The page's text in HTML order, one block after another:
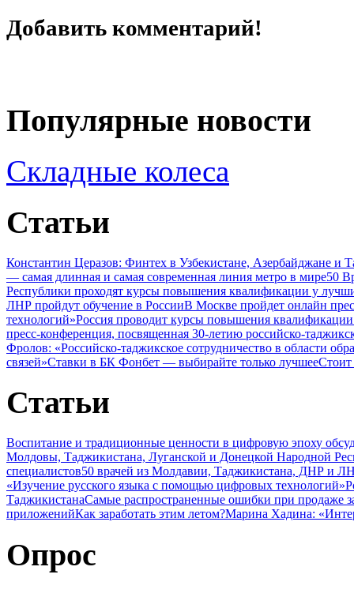
Добавить комментарий!
Популярные новости
Складные колеса
Статьи
Константин Церазов: Финтех в Узбекистане, Азербайджане
— самая длинная и самая современная линия метро в мире50
Республики проходят курсы повышения квалификации у
ЛНР пройдут обучение в РоссииВ Москве пройдет онлайн
технологий»Россия проводит курсы повышения квалификации
пресс-конференция, посвященная 30-летию российско-
Фролов: «Российско-таджикское сотрудничество в области
связей»Ставки в БК Фонбет — выбирайте только лучшееСтоит
Статьи
Воспитание и традиционные ценности в цифровую эпоху
Молдовы, Таджикистана, Луганской и Донецкой Народной
специалистов50 врачей из Молдавии, Таджикистана, ДНР и
«Изучение русского языка с помощью цифровых технологий»
ТаджикистанаСамые распространенные ошибки при продаже
приложенийКак заработать этим летом?Марина Хадина:
Опрос